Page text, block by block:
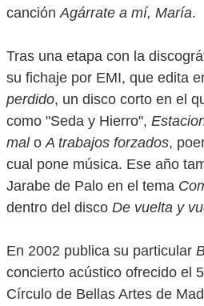
canciónAgárrate a mí, María.
Tras una etapa con la
su fichaje por EMI, que edita
perdido, un disco corto en el
como "Seda y Hierro",
maloA trabajos forzados,
cual pone música. Ese año
Jarabe de Palo en el tema
dentro del disco De vuelta y
En 2002 publica su particular
concierto acústico ofrecido el
Círculo de Bellas Artes de